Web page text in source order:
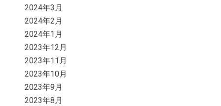
2024年3月
2024年2月
2024年1月
2023年12月
2023年11月
2023年10月
2023年9月
2023年8月